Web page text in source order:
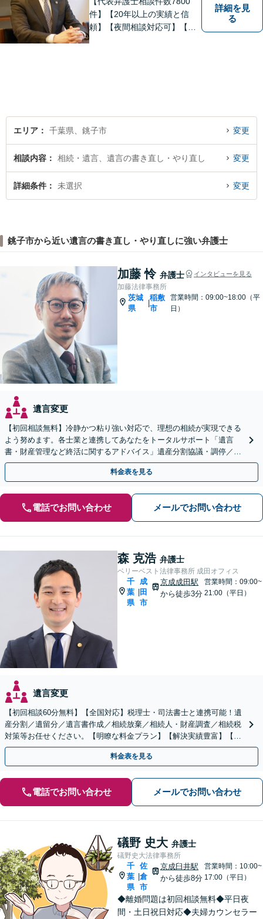
件】【20年以上の実績と信
頼】【夜間相談対応可】【法
トいたします。
詳細を見
る
エリア 千葉県、銚子市 変更
相談内容 相続・遺言、遺言の書き直し・やり直し 変更
詳細条件 未選択 変更
銚子市から近い遺言の書き直し・やり直しに強い弁護士
加藤 怜 弁護士 インタビューを見る
加藤法律事務所
茨城
県
|
稲敷
市
営業時間：09:00~18:00（平
日）
遺言変更
【初回相談無料】冷静かつ粘り強い対応で、理想の相続が実現できる
よう努めます。各士業と連携してあなたをトータルサポート「遺言
書・財産管理など終活に関するアドバイス」遺産分割協議・調停／不
動産相続／遺言書作成／後見／事業承継【ビデオ面談対応】
料金表を見る
電話でお問い合わせ メールでお問い合わせ
森 克浩 弁護士
ベリーベスト法律事務所 成田オフィス
千
葉
県
成
田
市
京成成田駅
から徒歩3分
営業時間：09:00~
21:00（平日）
遺言変更
【初回相談60分無料】【全国対応】税理士・司法書士と連携可能！遺
産分割／遺留分／遺言書作成／相続放棄／相続人・財産調査／相続税
対策等お任せください。【明瞭な料金プラン】【解決実績豊富】【電
話相談可】
料金表を見る
電話でお問い合わせ メールでお問い合わせ
礒野 史大 弁護士
礒野史大法律事務所
千
葉
県
|
佐
倉
市
京成臼井駅
から徒歩8分
営業時間：10:00~
17:00（平日）
◆離婚問題は初回相談無料◆平日夜
間・土日祝日対応◆夫婦カウンセラー